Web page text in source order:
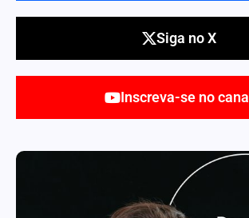
Siga no X
Inscreva-se no canal